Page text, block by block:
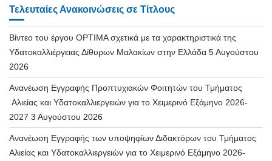
Τελευταίες Ανακοινώσεις σε Τίτλους
Βίντεο του έργου OPTIMA σχετικά με τα χαρακτηριστικά της
Υδατοκαλλιέργειας Δίθυρων Μαλακίων στην Ελλάδα 5 Αυγούστου
2026
Ανανέωση Εγγραφής Προπτυχιακών Φοιτητών του Τμήματος
Αλιείας και Υδατοκαλλιεργειών για το Χειμερινό Εξάμηνο 2026-
2027 3 Αυγούστου 2026
Ανανέωση Εγγραφής των υποψηφίων Διδακτόρων του Τμήματος
Αλιείας και Υδατοκαλλιεργειών για το Χειμερινό Εξάμηνο 2026-